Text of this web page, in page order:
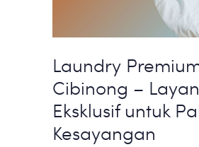
Laundry
Cibinong –
Eksklusif untuk
Kesayangan